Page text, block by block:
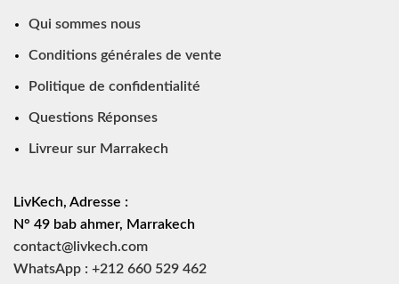
Qui sommes nous
Conditions générales de vente
Politique de confidentialité
Questions Réponses
Livreur sur Marrakech
LivKech, Adresse :
N° 49 bab ahmer, Marrakech
contact@livkech.com
WhatsApp : +212 660 529 462